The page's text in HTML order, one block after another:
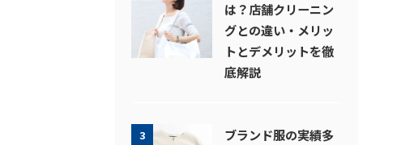
は？店舗クリーニン
グとの違い・メリッ
トとデメリットを徹
底解説
3
ブランド服の実績多